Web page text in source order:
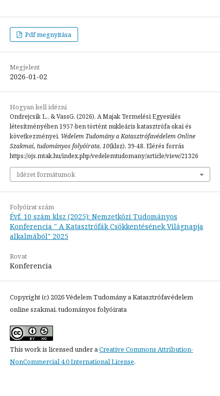
Pdf megnyitása
Megjelent
2026-01-02
Hogyan kell idézni
Ondrejcsik L., & VassG. (2026). A Majak Termelési Egyesülés
létesítményében 1957-ben történt nukleáris katasztrófa okai és
következményei. Védelem Tudomány a Katasztrófavédelem Online
Szakmai, tudományos folyóirata, 10(klsz), 39-48. Elérés forrás
https://ojs.mtak.hu/index.php/vedelemtudomany/article/view/21326
Idézet formátumok
Folyóirat szám
Évf. 10 szám klsz (2025): Nemzetközi Tudományos
Konferencia " A Katasztrófák Csökkentésének Világnapja
alkalmából" 2025
Rovat
Konferencia
Copyright (c) 2026 Védelem Tudomány a Katasztrófavédelem
online szakmai, tudományos folyóirata
This work is licensed under aCreative Commons Attribution-
NonCommercial 4.0 International License.